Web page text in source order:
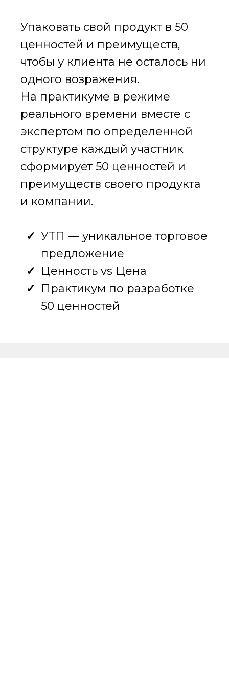
Упаковать свой продукт в 50
ценностей и преимуществ,
чтобы у клиента не осталось ни
одного возражения.
На практикуме в режиме
реального времени вместе с
экспертом по определенной
структуре каждый участник
сформирует 50 ценностей и
преимуществ своего продукта
и компании.
УТП — уникальное торговое
предложение
Ценность vs Цена
Практикум по разработке
50 ценностей